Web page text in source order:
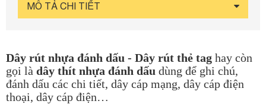
MÔ TẢ CHI TIẾT
Dây rút nhựa đánh dấu - Dây rút thẻ tag hay còn
gọi là dây thít nhựa đánh dấu dùng để ghi chú,
đánh dấu các chi tiết, dây cáp mạng, dây cáp điện
thoại, dây cáp điện…